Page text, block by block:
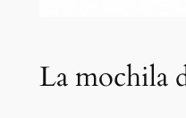
La mochila